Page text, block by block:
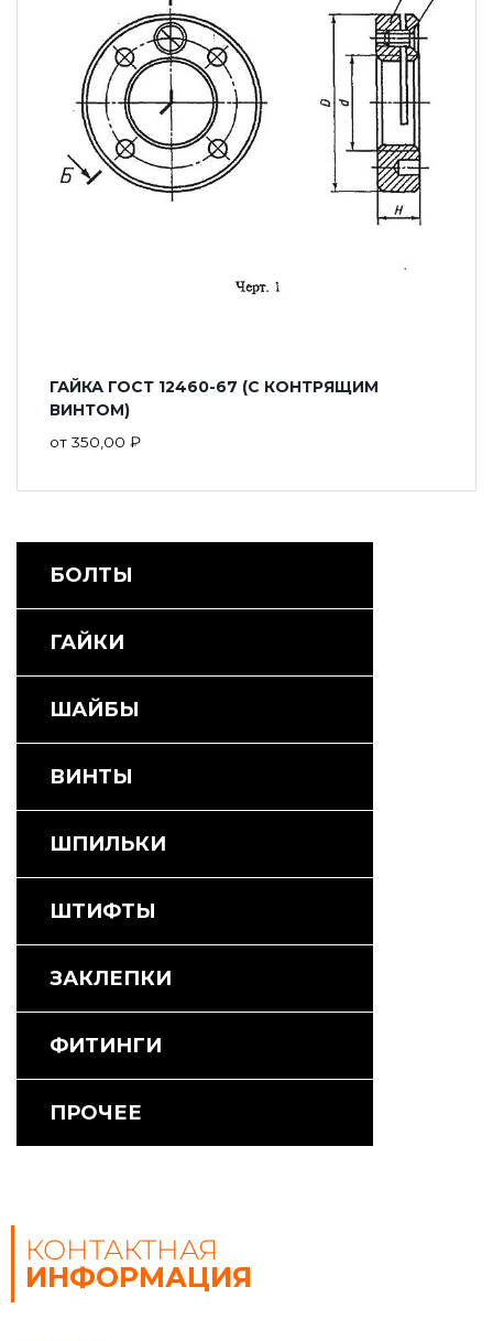
ГАЙКА ГОСТ 12460-67 (С КОНТРЯЩИМ
ВИНТОМ)
от 350,00 ₽
БОЛТЫ
ГАЙКИ
ШАЙБЫ
ВИНТЫ
ШПИЛЬКИ
ШТИФТЫ
ЗАКЛЕПКИ
ФИТИНГИ
ПРОЧЕЕ
КОНТАКТНАЯ
ИНФОРМАЦИЯ